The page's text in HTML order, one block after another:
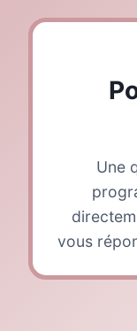
Une
vous